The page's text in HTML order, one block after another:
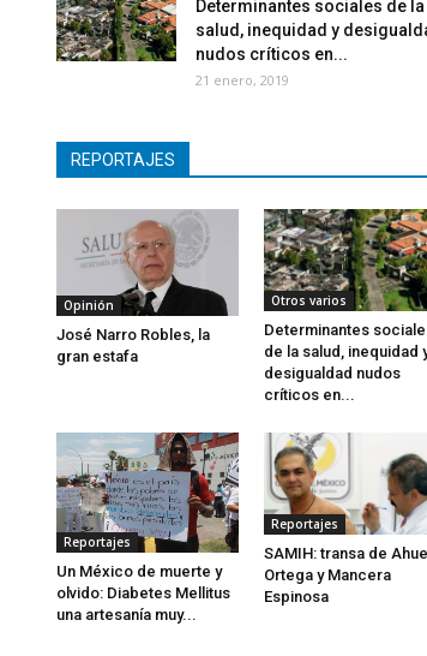
Determinantes sociales de la
salud, inequidad y
nudos críticos en...
21 enero, 2019
REPORTAJES
Opinión
José Narro Robles, la
gran estafa
Otros varios
Determinantes
de la salud, inequidad
desigualdad nudos
críticos en...
Reportajes
Un México de muerte y
olvido: Diabetes Mellitus
una artesanía muy...
Reportajes
SAMIH: transa de
Ortega y Mancera
Espinosa